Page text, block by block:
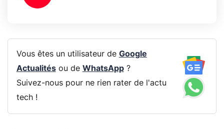
Vous êtes un utilisateur de Google
Actualitésou de WhatsApp?
Suivez-nous pour ne rien rater de l'actu
tech !